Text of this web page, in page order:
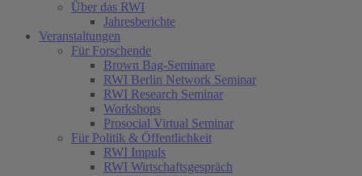
Über das RWI
Jahresberichte
Veranstaltungen
Für Forschende
Brown Bag-Seminare
RWI Berlin Network Seminar
RWI Research Seminar
Workshops
Prosocial Virtual Seminar
Für Politik & Öffentlichkeit
RWI Impuls
RWI Wirtschaftsgespräch